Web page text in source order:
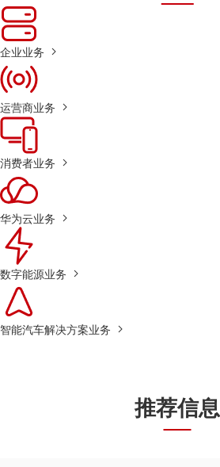
企业业务
运营商业务
消费者业务
华为云业务
数字能源业务
智能汽车解决方案业务
推荐信息